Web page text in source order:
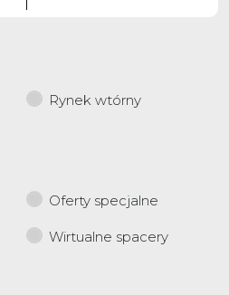
Rynek wtórny
Oferty specjalne
Wirtualne spacery